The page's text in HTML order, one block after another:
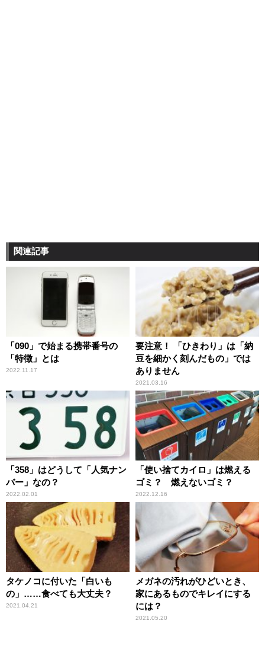
関連記事
「090」で始まる携帯番号の
「特徴」とは
2022.11.17
要注意！ 「ひきわり」は「納
豆を細かく刻んだもの」では
ありません
2021.03.16
「358」はどうして「人気ナン
バー」なの？
2022.02.01
「使い捨てカイロ」は燃える
ゴミ？ 燃えないゴミ？
2022.12.16
タケノコに付いた「白いも
の」……食べても大丈夫？
2021.04.21
メガネの汚れがひどいとき、
家にあるものでキレイにする
には？
2021.05.20